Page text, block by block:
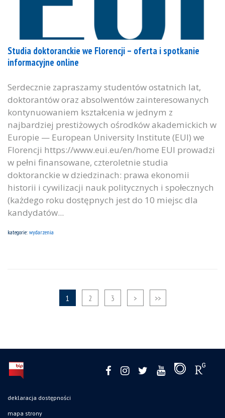
Studia doktoranckie we Florencji – oferta i spotkanie
informacyjne online
Serdecznie zapraszamy studentów ostatnich lat,
doktorantów oraz absolwentów zainteresowanych
kontynuowaniem kształcenia w jednym z
najbardziej prestiżowych ośrodków akademickich w
Europie — European University Institute (EUI) we
Florencji https://www.eui.eu/en/home EUI prowadzi
w pełni finansowane, czteroletnie studia
doktoranckie w dziedzinach: prawa ekonomii
historii i cywilizacji nauk politycznych i społecznych
(każdego roku dostępnych jest do 10 miejsc dla
kandydatów...
kategorie: wydarzenia
1 2 3 > >>
deklaracja dostępności
mapa strony